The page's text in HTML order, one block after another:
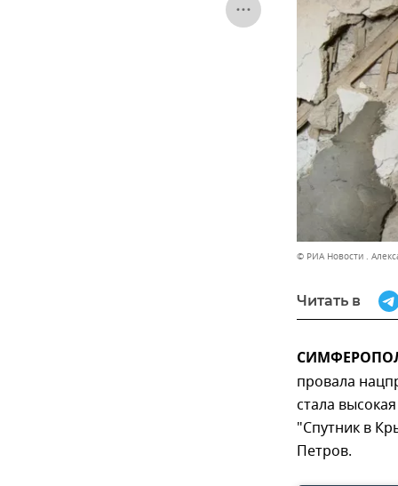
© РИА Новости .
Читать в
провала
стала
"Спутник в
Петров.